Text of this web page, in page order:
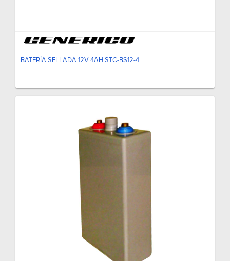
BATERÍA SELLADA 12V 4AH STC-BS12-4